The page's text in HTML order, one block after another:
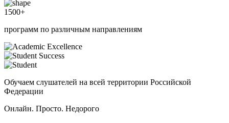
1500+
программ по различным направлениям
Обучаем слушателей на всей территории Российской
Федерации
Онлайн. Просто. Недорого